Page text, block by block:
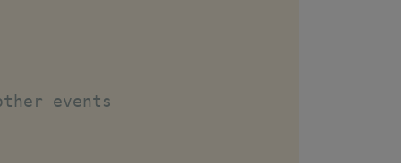
events